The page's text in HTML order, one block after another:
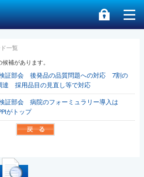
一覧
補があります。
証部会 後発品の品質問題への対応 7割の
達 採用品目の見直し等で対応
証部会 病院のフォーミュラリー導入は
がトップ